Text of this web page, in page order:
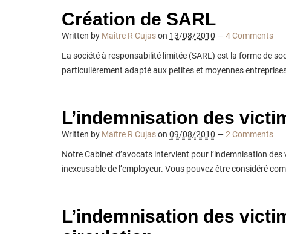
Création de SARL
Written by Maître R Cujason 13/08/2010 —4 Comments
La société à responsabilité limitée (SARL) est la forme de
particulièrement adapté aux petites et moyennes
L’indemnisation des
Written by Maître R Cujason 09/08/2010 —2 Comments
Notre Cabinet d’avocats intervient pour l’indemnisation
inexcusable de l’employeur. Vous pouvez être considéré
L’indemnisation des